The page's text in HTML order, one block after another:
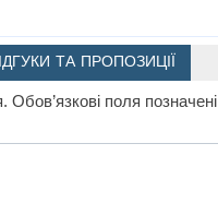
ТА ПРОПОЗИЦІЇ
Обов’язкові поля позначені